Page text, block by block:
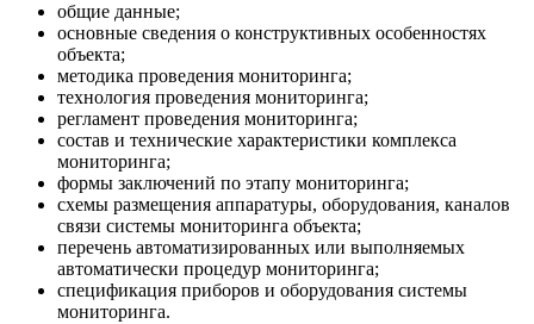
общие данные;
основные сведения о конструктивных особенностях
объекта;
методика проведения мониторинга;
технология проведения мониторинга;
регламент проведения мониторинга;
состав и технические характеристики комплекса
мониторинга;
формы заключений по этапу мониторинга;
схемы размещения аппаратуры, оборудования, каналов
связи системы мониторинга объекта;
перечень автоматизированных или выполняемых
автоматически процедур мониторинга;
спецификация приборов и оборудования системы
мониторинга.